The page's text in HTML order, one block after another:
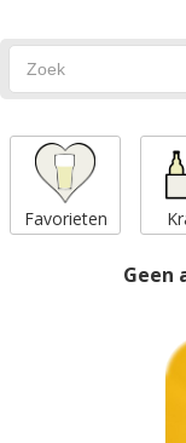
Favorieten
Geen